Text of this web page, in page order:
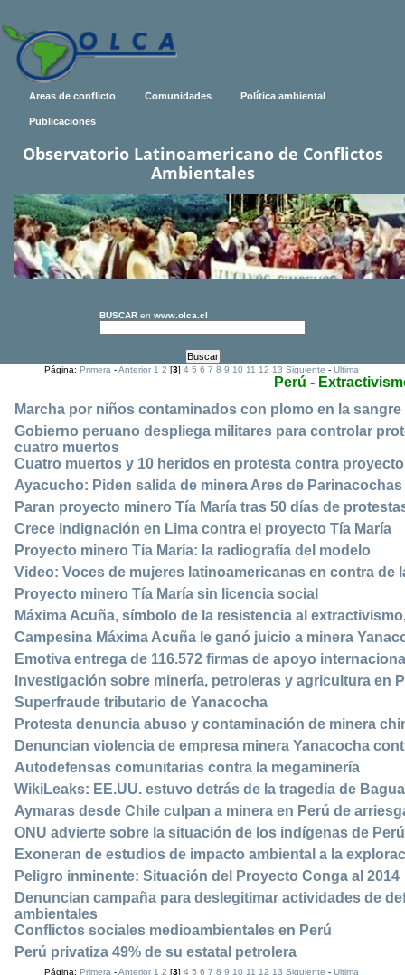
Areas de conflicto Comunidades Política ambiental
Publicaciones
Observatorio Latinoamericano de Conflictos
Ambientales
BUSCAR en www.olca.cl
Página:Primera -Anterior 1 2 [3]4 5 6 7 8 9 10 11 12 13 Siguiente -Ultima
Perú -
Marcha por niños contaminados con plomo en la
Gobierno peruano despliega militares para controlar
cuatro muertos
Cuatro muertos y 10 heridos en protesta contra
Ayacucho: Piden salida de minera Ares de
Paran proyecto minero Tía María tras 50 días de
Crece indignación en Lima contra el proyecto Tía María
Proyecto minero Tía María: la radiografía del modelo
Video: Voces de mujeres latinoamericanas en contra de
Proyecto minero Tía María sin licencia social
Máxima Acuña, símbolo de la resistencia al
Campesina Máxima Acuña le ganó juicio a minera
Emotiva entrega de 116.572 firmas de apoyo
Investigación sobre minería, petroleras y agricultura en
Superfraude tributario de Yanacocha
Protesta denuncia abuso y contaminación de minera
Denuncian violencia de empresa minera Yanacocha
Autodefensas comunitarias contra la megaminería
WikiLeaks: EE.UU. estuvo detrás de la tragedia de
Aymaras desde Chile culpan a minera en Perú de
ONU advierte sobre la situación de los indígenas de
Exoneran de estudios de impacto ambiental a la
Peligro inminente: Situación del Proyecto Conga al 2014
Denuncian campaña para deslegitimar actividades de
ambientales
Conflictos sociales medioambientales en Perú
Perú privatiza 49% de su estatal petrolera
Página:Primera -Anterior 1 2 [3]4 5 6 7 8 9 10 11 12 13 Siguiente -Ultima